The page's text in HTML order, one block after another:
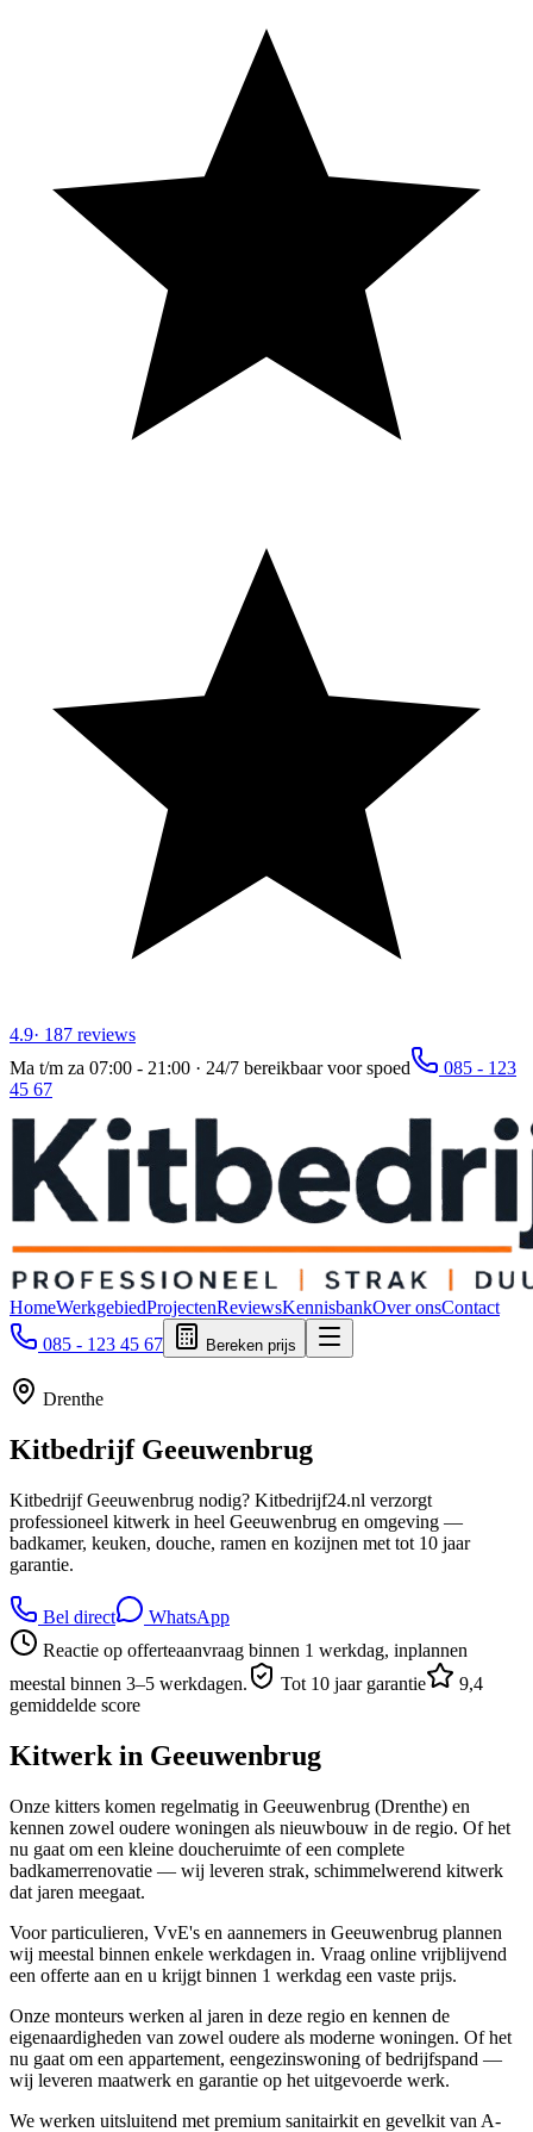
4.9· 187 reviews
Ma t/m za 07:00 - 21:00 · 24/7 bereikbaar voor spoed
085 - 123
45 67
HomeWerkgebiedProjectenReviewsKennisbankOver onsContact
085 - 123 45 67
Bereken prijs
Drenthe
Kitbedrijf Geeuwenbrug
Kitbedrijf Geeuwenbrug nodig? Kitbedrijf24.nl verzorgt
professioneel kitwerk in heel Geeuwenbrug en omgeving —
badkamer, keuken, douche, ramen en kozijnen met tot 10 jaar
garantie.
Bel direct
WhatsApp
Reactie op offerteaanvraag binnen 1 werkdag, inplannen
meestal binnen 3–5 werkdagen.
Tot 10 jaar garantie
9,4
gemiddelde score
Kitwerk in Geeuwenbrug
Onze kitters komen regelmatig in Geeuwenbrug (Drenthe) en
kennen zowel oudere woningen als nieuwbouw in de regio. Of het
nu gaat om een kleine doucheruimte of een complete
badkamerrenovatie — wij leveren strak, schimmelwerend kitwerk
dat jaren meegaat.
Voor particulieren, VvE's en aannemers in Geeuwenbrug plannen
wij meestal binnen enkele werkdagen in. Vraag online vrijblijvend
een offerte aan en u krijgt binnen 1 werkdag een vaste prijs.
Onze monteurs werken al jaren in deze regio en kennen de
eigenaardigheden van zowel oudere als moderne woningen. Of het
nu gaat om een appartement, eengezinswoning of bedrijfspand —
wij leveren maatwerk en garantie op het uitgevoerde werk.
We werken uitsluitend met premium sanitairkit en gevelkit van A-